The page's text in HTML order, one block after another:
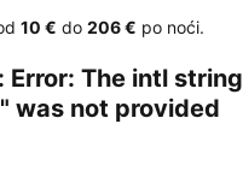
‎10 € do ‎206 € po noći.
The intl string
was not provided